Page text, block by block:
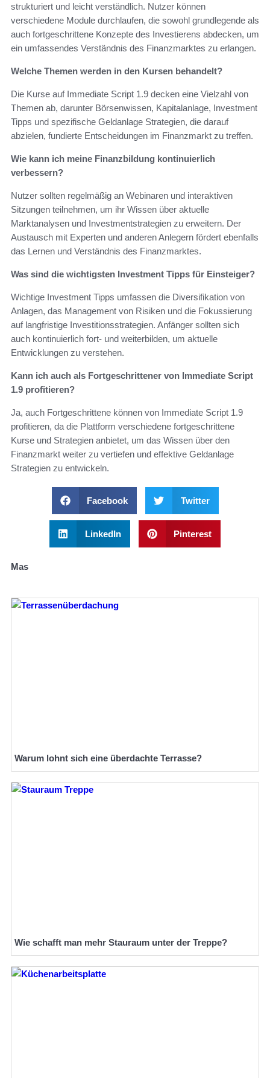
strukturiert und leicht verständlich. Nutzer können
verschiedene Module durchlaufen, die sowohl grundlegende als
auch fortgeschrittene Konzepte des Investierens abdecken, um
ein umfassendes Verständnis des Finanzmarktes zu erlangen.
Welche Themen werden in den Kursen behandelt?
Die Kurse auf Immediate Script 1.9 decken eine Vielzahl von
Themen ab, darunter Börsenwissen, Kapitalanlage, Investment
Tipps und spezifische Geldanlage Strategien, die darauf
abzielen, fundierte Entscheidungen im Finanzmarkt zu treffen.
Wie kann ich meine Finanzbildung kontinuierlich
verbessern?
Nutzer sollten regelmäßig an Webinaren und interaktiven
Sitzungen teilnehmen, um ihr Wissen über aktuelle
Marktanalysen und Investmentstrategien zu erweitern. Der
Austausch mit Experten und anderen Anlegern fördert ebenfalls
das Lernen und Verständnis des Finanzmarktes.
Was sind die wichtigsten Investment Tipps für Einsteiger?
Wichtige Investment Tipps umfassen die Diversifikation von
Anlagen, das Management von Risiken und die Fokussierung
auf langfristige Investitionsstrategien. Anfänger sollten sich
auch kontinuierlich fort- und weiterbilden, um aktuelle
Entwicklungen zu verstehen.
Kann ich auch als Fortgeschrittener von Immediate Script
1.9 profitieren?
Ja, auch Fortgeschrittene können von Immediate Script 1.9
profitieren, da die Plattform verschiedene fortgeschrittene
Kurse und Strategien anbietet, um das Wissen über den
Finanzmarkt weiter zu vertiefen und effektive Geldanlage
Strategien zu entwickeln.
Facebook Twitter
LinkedIn Pinterest
Mas
Warum lohnt sich eine überdachte Terrasse?
Wie schafft man mehr Stauraum unter der Treppe?